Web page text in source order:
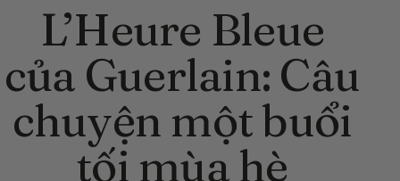
L’Heure Bleue
của Guerlain: Câu
chuyện một buổi
tối mùa hè